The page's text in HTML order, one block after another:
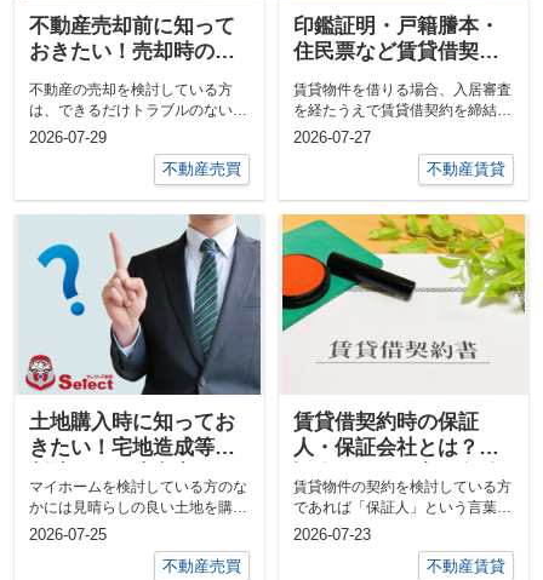
不動産売却前に知って
おきたい！売却時のト
ラブル予防に必要な告
知書とは？
不動産の売却を検討している方
は、できるだけトラブルのないス
ムーズな売却を進めたいと考える
2026-07-29
不動産売買
印鑑証明・戸籍謄本・
住民票など賃貸借契約
に必要書類をご紹介
賃貸物件を借りる場合、入居審査
を経たうえで賃貸借契約を締結し
ます。 賃貸借契約をするときに
2026-07-27
不動産賃貸
土地購入時に知ってお
きたい！宅地造成等規
マイホームを検討している方のな
かには見晴らしの良い土地を購入
し、家を建てたいと考える方も多
2026-07-25
不動産売買
賃貸借契約時の保証
人・保証会社とは？保
をご紹介
賃貸物件の契約を検討している方
であれば「保証人」という言葉を
耳にするものです。 保証人は誰
2026-07-23
不動産賃貸